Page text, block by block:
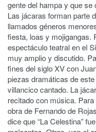
gente del hampa y que se
Las jácaras forman parte
llamados géneros
fiesta, loas y mojigangas.
espectáculo teatral en el
muy amplio y discutido.
fines del siglo XV con
piezas dramáticas de
villancico cantado. La
recitado con música.
obra de Fernando de
dice que “La Celestina”